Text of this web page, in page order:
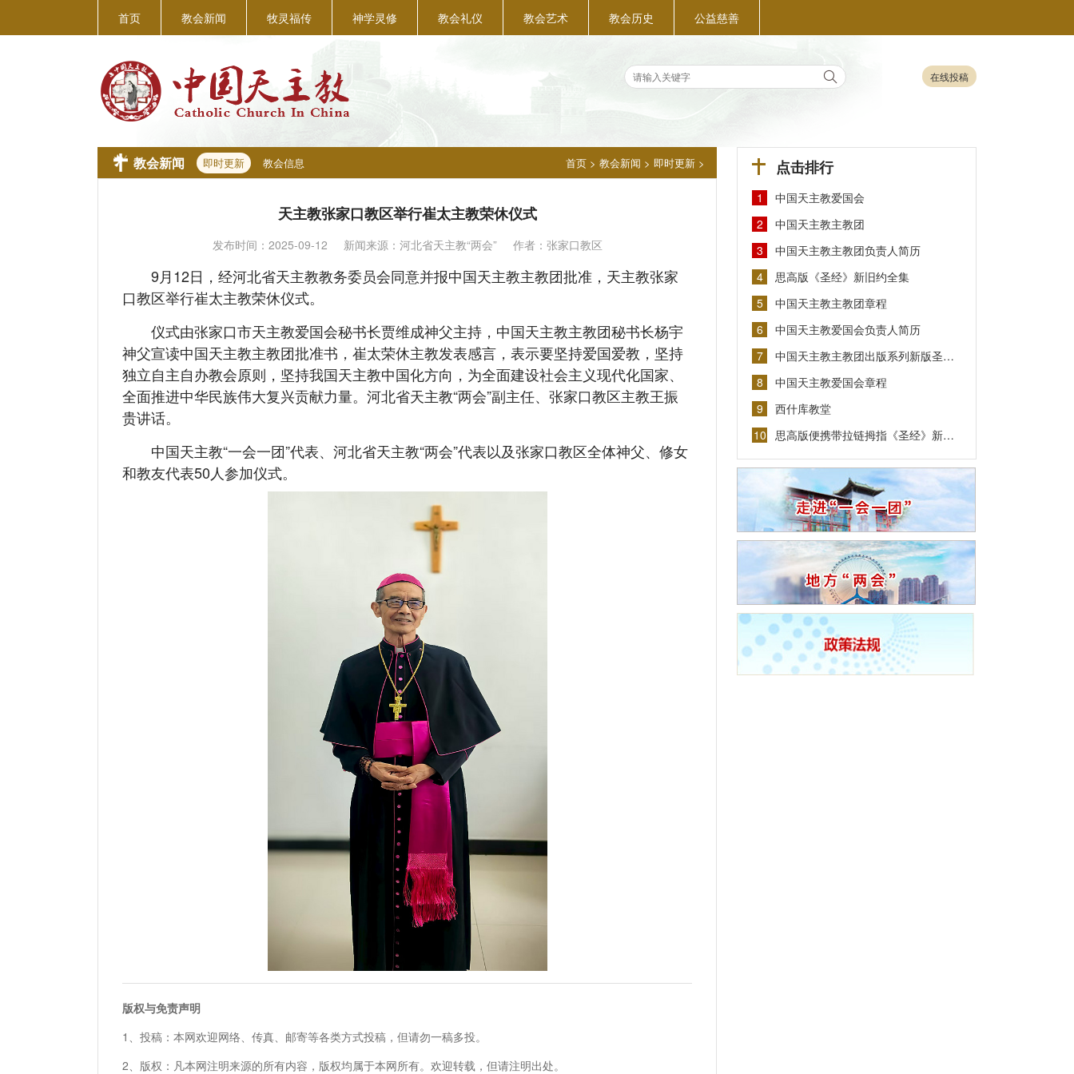
首页 教会新闻 牧灵福传 神学灵修 教会礼仪 教会艺术 教会历史 公益慈善
在线投稿
教会新闻 即时更新 教会信息 首页 > 教会新闻 > 即时更新 >
天主教张家口教区举行崔太主教荣休仪式
发布时间： 2025-09-12 新闻来源： 河北省天主教“两会” 作者：张家口教区
9月12日，经河北省天主教教务委员会同意并报中国天主教主教团批准，天主教张家
口教区举行崔太主教荣休仪式。
仪式由张家口市天主教爱国会秘书长贾维成神父主持，中国天主教主教团秘书长杨宇
神父宣读中国天主教主教团批准书，崔太荣休主教发表感言，表示要坚持爱国爱教，坚持
独立自主自办教会原则，坚持我国天主教中国化方向，为全面建设社会主义现代化国家、
全面推进中华民族伟大复兴贡献力量。河北省天主教“两会”副主任、张家口教区主教王振
贵讲话。
中国天主教“一会一团”代表、河北省天主教“两会”代表以及张家口教区全体神父、修女
和教友代表50人参加仪式。
版权与免责声明
1、投稿：本网欢迎网络、传真、邮寄等各类方式投稿，但请勿一稿多投。
2、版权：凡本网注明来源的所有内容，版权均属于本网所有。欢迎转载，但请注明出处。
点击排行
1
中国天主教爱国会
2
中国天主教主教团
3
中国天主教主教团负责人简历
4
思高版《圣经》新旧约全集
5
中国天主教主教团章程
6
中国天主教爱国会负责人简历
7
中国天主教主教团出版系列新版圣…
8
中国天主教爱国会章程
9
西什库教堂
10 思高版便携带拉链拇指《圣经》新…